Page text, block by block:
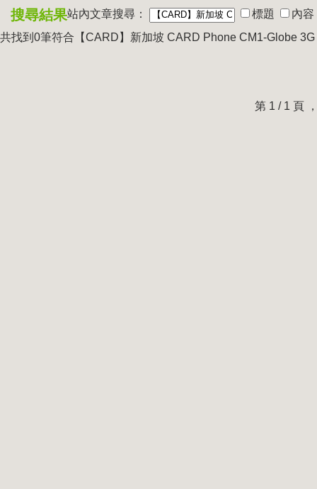
搜尋結果站內文章搜尋： 標題
內容
共找到0筆符合 【CARD】新加坡 CARD Phone CM1-Globe
第 1 / 1